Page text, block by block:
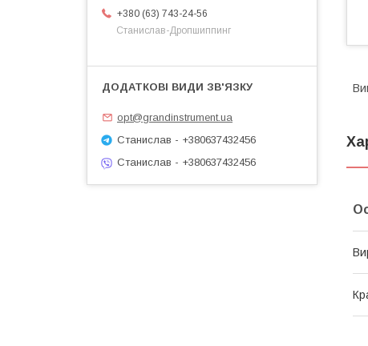
+380 (63) 743-24-56
Станислав-Дропшиппинг
opt@grandinstrument.ua
Станислав - +380637432456
Станислав - +380637432456